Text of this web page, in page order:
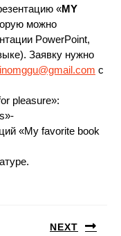
«MY
можно
PowerPoint,
Заявку нужно
inomggu@gmail.com с
pleasure»:
«My favorite book
NEXT